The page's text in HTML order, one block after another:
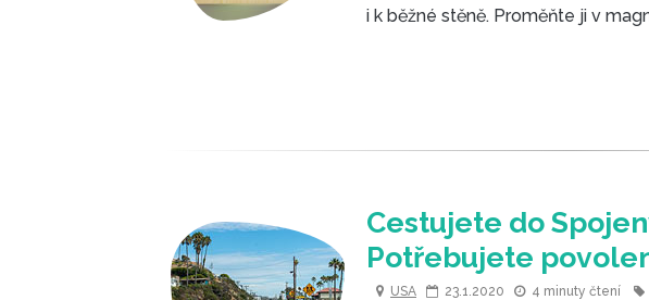
i k běžné stěně. Proměňte ji v
Cestujete do
Potřebujete
USA 23.1.2020 4 minuty čtení